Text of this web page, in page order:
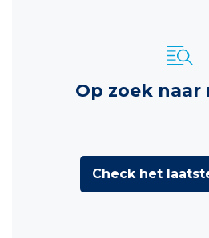
Op zoek naar
Check het